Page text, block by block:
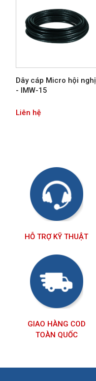
Dây cáp Micro hội nghị
- IMW-15
Liên hệ
HỖ TRỢ KỸ THUẬT
GIAO HÀNG COD
TOÀN QUỐC